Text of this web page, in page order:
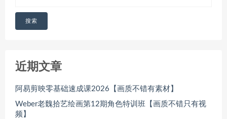
搜索
近期文章
阿易剪映零基础速成课2026【画质不错有素材】
Weber老魏拾艺绘画第12期角色特训班【画质不错只有视
频】